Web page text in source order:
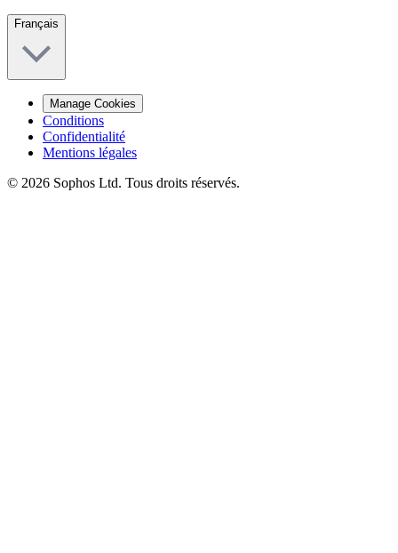
Français
Manage Cookies
Conditions
Confidentialité
Mentions légales
© 2026 Sophos Ltd. Tous droits réservés.